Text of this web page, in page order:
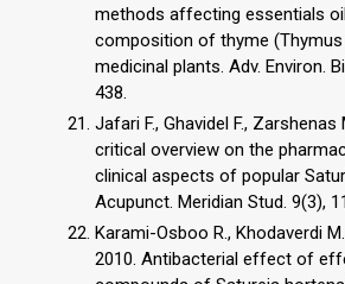
methods affecting essentials
composition of thyme (Thymus
medicinal plants. Adv. Environ.
438.
Jafari F., Ghavidel F., Zarshenas
critical overview on the
clinical aspects of popular
Acupunct. Meridian Stud. 9(3),
Karami-Osboo R., Khodaverdi
2010. Antibacterial effect of